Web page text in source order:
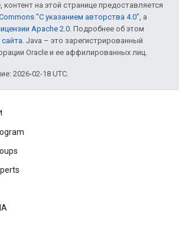
контент на этой странице предоставляется
"С указанием авторства 4.0", а
Apache 2.0. Подробнее об этом
. Java – это зарегистрированный
Oracle и ее аффилированных лиц.
2026-02-18 UTC.